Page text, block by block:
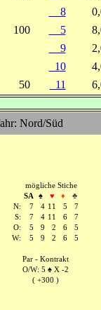
8
100 5
9
10
50 11
Nord/Süd
mögliche Stiche
SA
♠ ♥ ♦
♣
N:
7 4 11 5
7
S:
7 4 11 6
7
O:
5 9 2 6
5
W:
5 9 2 6 5
Par - Kontrakt
O/W: 5 ♠X -2
( +300 )